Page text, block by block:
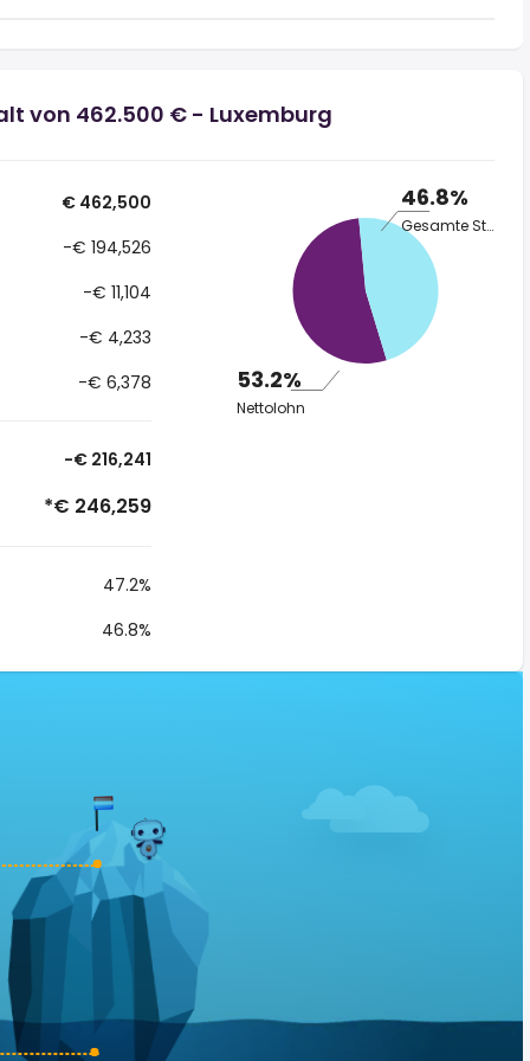
von 462.500 € - Luxemburg
€ 462,500
-€ 194,526
-€ 11,104
-€ 4,233
-€ 6,378
-€ 216,241
*€ 246,259
47.2%
46.8%
46.8%
Gesamte Steuer
53.2%
Nettolohn